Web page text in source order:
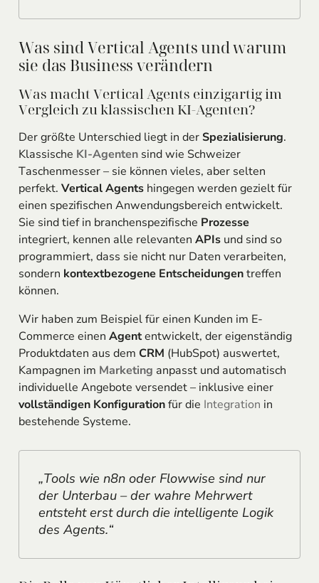
Was sind Vertical Agents und warum
sie das Business verändern
Was macht Vertical Agents einzigartig im
Vergleich zu klassischen KI-Agenten?
Der größte Unterschied liegt in der Spezialisierung.
Klassische KI-Agentensind wie Schweizer
Taschenmesser – sie können vieles, aber selten
perfekt. Vertical Agentshingegen werden gezielt für
einen spezifischen Anwendungsbereich entwickelt.
Sie sind tief in branchenspezifische Prozesse
integriert, kennen alle relevanten APIsund sind so
programmiert, dass sie nicht nur Daten verarbeiten,
sondern kontextbezogene Entscheidungentreffen
können.
Wir haben zum Beispiel für einen Kunden im E-
Commerce einen Agententwickelt, der eigenständig
Produktdaten aus dem CRM (HubSpot) auswertet,
Kampagnen im Marketing anpasst und automatisch
individuelle Angebote versendet – inklusive einer
vollständigen Konfigurationfür die Integration in
bestehende Systeme.
„Tools wie n8n oder Flowwise sind nur
der Unterbau – der wahre Mehrwert
entsteht erst durch die intelligente Logik
des Agents.“